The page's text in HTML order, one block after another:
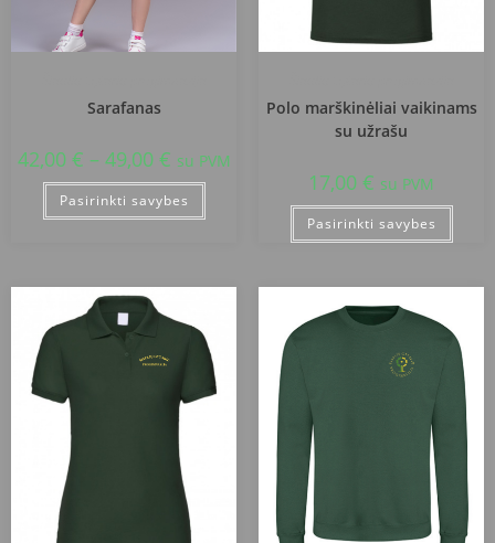
Sarafanas
42,00 € – 49,00 € su PVM
Pasirinkti savybes
Polo marškinėliai vaikinams
su užrašu
17,00 € su PVM
Pasirinkti savybes